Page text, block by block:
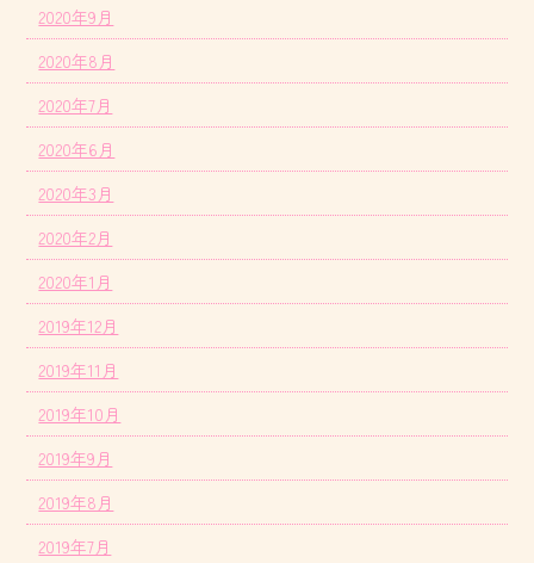
2020年9月
2020年8月
2020年7月
2020年6月
2020年3月
2020年2月
2020年1月
2019年12月
2019年11月
2019年10月
2019年9月
2019年8月
2019年7月